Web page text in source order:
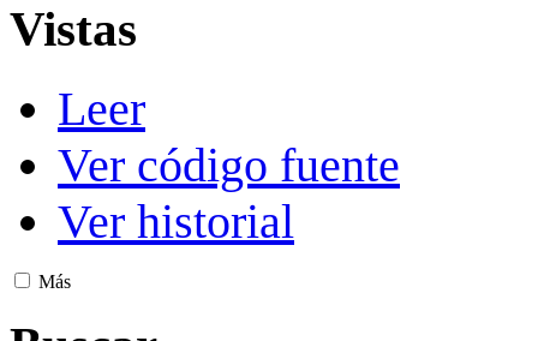
Vistas
Leer
Ver código fuente
Ver historial
Más